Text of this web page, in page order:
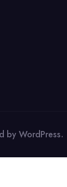
by WordPress.